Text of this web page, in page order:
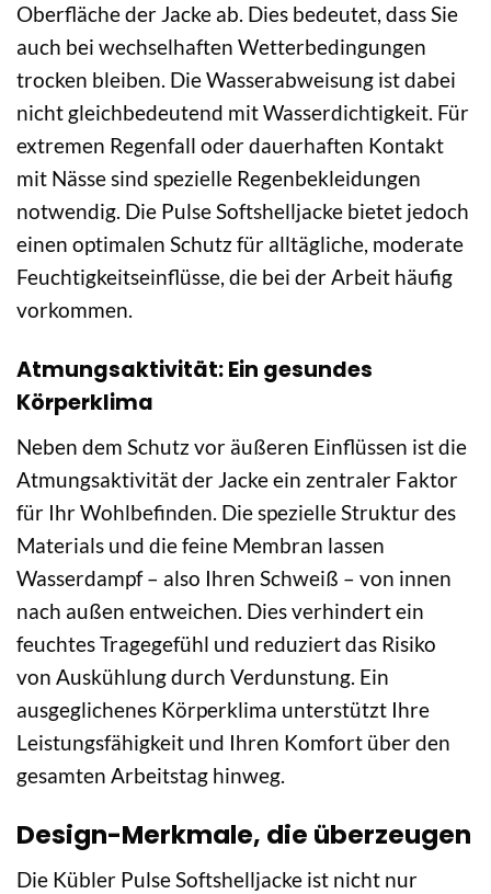
Oberfläche der Jacke ab. Dies bedeutet, dass Sie
auch bei wechselhaften Wetterbedingungen
trocken bleiben. Die Wasserabweisung ist dabei
nicht gleichbedeutend mit Wasserdichtigkeit. Für
extremen Regenfall oder dauerhaften Kontakt
mit Nässe sind spezielle Regenbekleidungen
notwendig. Die Pulse Softshelljacke bietet jedoch
einen optimalen Schutz für alltägliche, moderate
Feuchtigkeitseinflüsse, die bei der Arbeit häufig
vorkommen.
Atmungsaktivität: Ein gesundes
Körperklima
Neben dem Schutz vor äußeren Einflüssen ist die
Atmungsaktivität der Jacke ein zentraler Faktor
für Ihr Wohlbefinden. Die spezielle Struktur des
Materials und die feine Membran lassen
Wasserdampf – also Ihren Schweiß – von innen
nach außen entweichen. Dies verhindert ein
feuchtes Tragegefühl und reduziert das Risiko
von Auskühlung durch Verdunstung. Ein
ausgeglichenes Körperklima unterstützt Ihre
Leistungsfähigkeit und Ihren Komfort über den
gesamten Arbeitstag hinweg.
Design-Merkmale, die überzeugen
Die Kübler Pulse Softshelljacke ist nicht nur